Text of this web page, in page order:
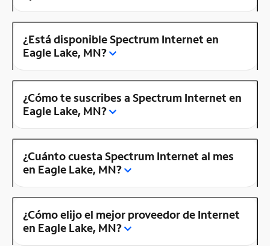
¿Está disponible Spectrum Internet en
Eagle Lake, MN?
¿Cómo te suscribes a Spectrum Internet en
Eagle Lake, MN?
¿Cuánto cuesta Spectrum Internet al mes
en Eagle Lake, MN?
¿Cómo elijo el mejor proveedor de Internet
en Eagle Lake, MN?